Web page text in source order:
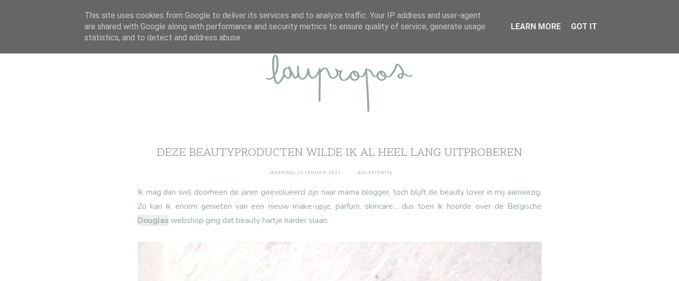
ABOUT DISCLAIMER CONTACT
DEZE BEAUTYPRODUCTEN WILDE IK AL HEEL LANG UITPROBEREN
MAANDAG 23 JANUARI 2023 ADVERTENTIE
Ik mag dan wel doorheen de jaren geëvolueerd zijn naar mama blogger, toch blijft de beauty lover in mij aanwezig.
Zo kan ik enorm genieten van een nieuw make-upje, parfum, skincare... dus toen ik hoorde over de Belgische
Douglas webshop ging dat beauty hartje harder slaan.
This site uses cookies from Google to deliver its services and to analyze traffic. Your IP address and user-agent
are shared with Google along with performance and security metrics to ensure quality of service, generate usage
statistics, and to detect and address abuse.
LEARN MORE GOT IT